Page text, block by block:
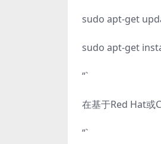
sudo apt-get
sudo apt-get
“`
在基于Red Hat或
“`